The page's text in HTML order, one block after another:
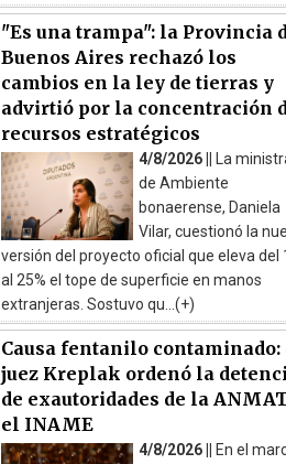
"Es una trampa": la Provincia
Buenos Aires rechazó los
cambios en la ley de tierras y
advirtió por la concentración
recursos estratégicos
4/8/2026 ||
La
de Ambiente
bonaerense, Daniela
Vilar, cuestionó la
versión del proyecto oficial que eleva del
al 25% el tope de superficie en manos
extranjeras. Sostuvo qu...(+)
Causa fentanilo contaminado:
juez Kreplak ordenó la
de exautoridades de la
el INAME
4/8/2026 ||
En el